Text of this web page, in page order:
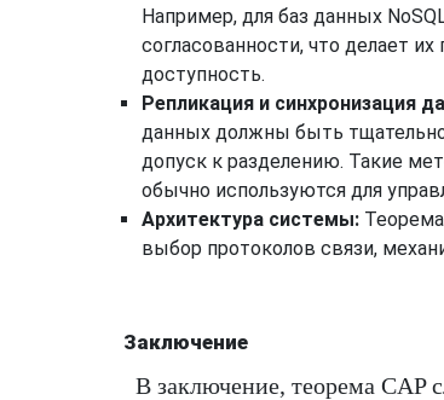
Например, для баз данных
согласованности, что делает
доступность.
Репликация и синхронизация
данных должны быть тщательно
допуск к разделению. Такие
обычно используются для
Архитектура системы:
выбор протоколов связи,
Заключение
В заключение, теорема CAP